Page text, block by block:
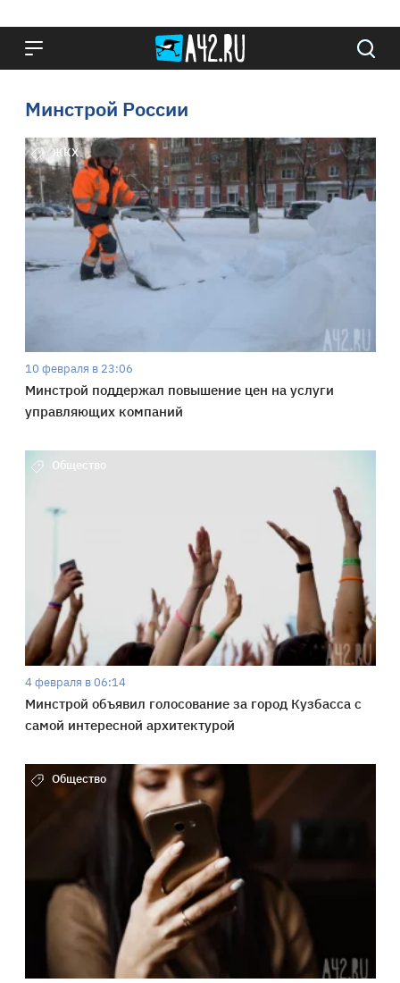
Минстрой России
ЖКХ
10 февраля в 23:06
Минстрой поддержал повышение цен на услуги
управляющих компаний
Общество
4 февраля в 06:14
Минстрой объявил голосование за город Кузбасса с
самой интересной архитектурой
Общество